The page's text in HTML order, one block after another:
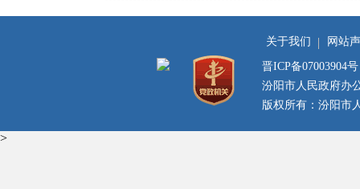
关于我们 网站
晋ICP备07003904号
汾阳市人民政府办
版权所有：汾阳市
>